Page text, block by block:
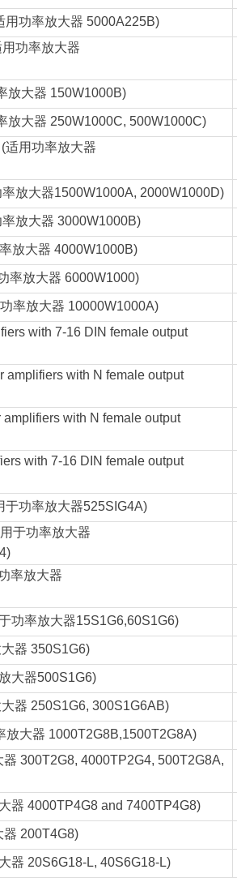
用功率放大器 5000A225B)
功率放大器
放大器 150W1000B)
放大器 250W1000C, 500W1000C)
适用功率放大器
放大器1500W1000A, 2000W1000D)
放大器 3000W1000B)
放大器 4000W1000B)
率放大器 6000W1000)
率放大器 10000W1000A)
with 7-16 DIN female output
amplifiers with N female output
with N female output
with 7-16 DIN female output
于功率放大器525SIG4A)
于功率放大器
率放大器
功率放大器15S1G6,60S1G6)
器 350S1G6)
大器500S1G6)
器 250S1G6, 300S1G6AB)
放大器 1000T2G8B,1500T2G8A)
300T2G8, 4000TP2G4, 500T2G8A,
器 4000TP4G8 and 7400TP4G8)
器 200T4G8)
器 20S6G18-L, 40S6G18-L)